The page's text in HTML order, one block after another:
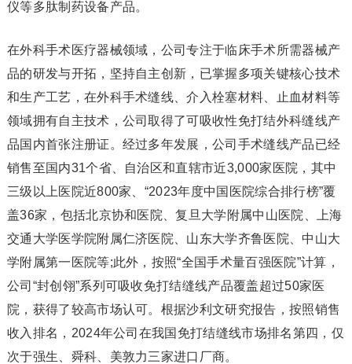
仪等多肽制药设备产品。
在外科手术医疗器械领域，公司专注于临床手术所需器械产
品的研发与开拓，坚持自主创新，已掌握多项关键核心技术
和生产工艺，在外科手术缝线、介入栓塞材料、止血材料等
领域拥有自主技术，公司取得了可吸收性免打结外科缝线产
品国内首张注册证。经过多年发展，公司手术缝线产品已经
销售至国内31个省、自治区和直辖市近3,000家医院，其中
三级以上医院近800家、“2023年度中国医院综合排行榜”覆
盖36家，包括北京协和医院、复旦大学附属中山医院、上海
交通大学医学院附属仁济医院、山东大学齐鲁医院、中山大
学附属第一医院等;此外，按照“全国手术量百强医院”计算，
公司“封创翎”系列可吸收免打结缝线产品覆盖超过50家医
院，获得了较高市场认可。根据沙利文研究报告，按照销售
收入排名，2024年公司在我国免打结缝线市场排名第四，仅
次于强生、舜科、美敦力三家进口厂商。